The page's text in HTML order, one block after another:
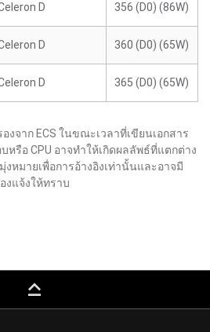
D 356 (D0) (86W)
D 360 (D0) (65W)
D 365 (D0) (65W)
งจาก ECS ในขณะเวลาที่เขียนเอกสาร
หรือ CPU อาจทำให้เกิดผลลัพธ์ที่แตกต่าง
หมายเพื่อการอ้างอิงเท่านั้นและอาจมี
งแจ้งให้ทราบ
keyboard_capslock